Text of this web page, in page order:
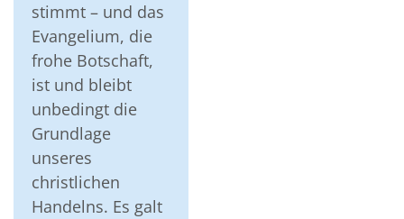
stimmt – und das
Evangelium, die
frohe Botschaft,
ist und bleibt
unbedingt die
Grundlage
unseres
christlichen
Handelns. Es galt